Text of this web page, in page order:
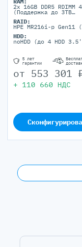
2x 16GB DDR5 RDIMM
(Поддержка до 3TB
портов)
RAID:
HPE MR216i-p Gen11
HDD:
noHDD (до 4 HDD
5 лет
гарантии
от 553 301
+ 110 660 НДС